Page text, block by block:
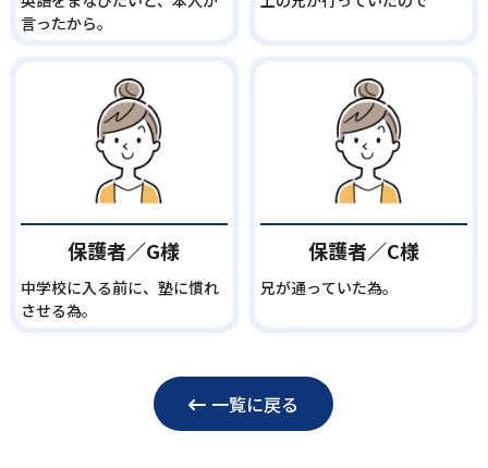
言ったから。
保護者／G様
中学校に入る前に、塾に慣れ
させる為。
保護者／C様
兄が通っていた為。
一覧に戻る